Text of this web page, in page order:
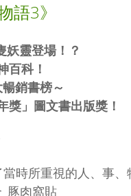
語3》
靈登場！？
百科！
銷書榜～
」圖文書出版獎！
時所重視的人、事、
肉窩貼